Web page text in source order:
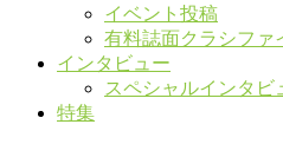
イベント投稿
有料誌面クラシファ
インタビュー
スペシャルインタビ
特集